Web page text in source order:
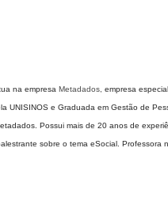
na empresa Metadados, empresa
UNISINOS e Graduada em Gestão de
Possui mais de 20 anos de
sobre o tema eSocial. Professora